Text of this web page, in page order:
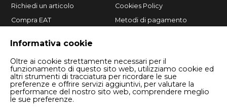
Informativa cookie
Oltre ai cookie strettamente necessari per il
funzionamento di questo sito web, utilizziamo cookie ed
altri strumenti di tracciatura per ricordare le sue
preferenze e offrire servizi aggiuntivi, per valutare la
performance del nostro sito web, comprendere meglio
le sue preferenze.
Richiedi un articolo
Compra EAT
Cookies Policy
Metodi di pagamento